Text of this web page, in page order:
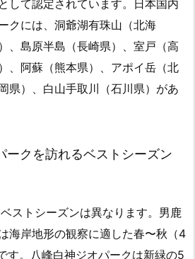
して認定されています。日本国内
クには、洞爺湖有珠山（北海
、島原半島（長崎県）、室戸（高
、阿蘇（熊本県）、アポイ岳（北
県）、白山手取川（石川県）があ
ークを訪れるベストシーズン
ストシーズンは異なります。男鹿
海岸地形の観察に適した春〜秋（4
す。八峰白神ジオパークは新緑の5